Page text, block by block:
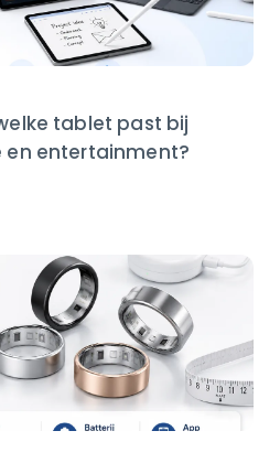
tablet past bij
en entertainment?